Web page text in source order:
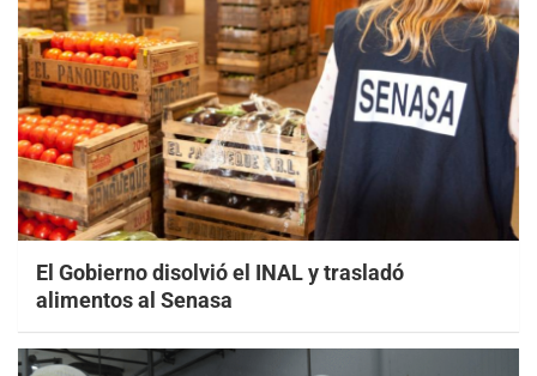
El Gobierno disolvió el INAL y trasladó
alimentos al Senasa